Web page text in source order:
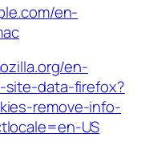
en-
en-
site-data-firefox?
remove-info-
US